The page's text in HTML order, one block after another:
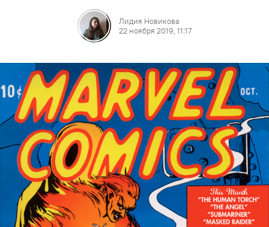
Лидия Новикова
22 ноября 2019, 11:17